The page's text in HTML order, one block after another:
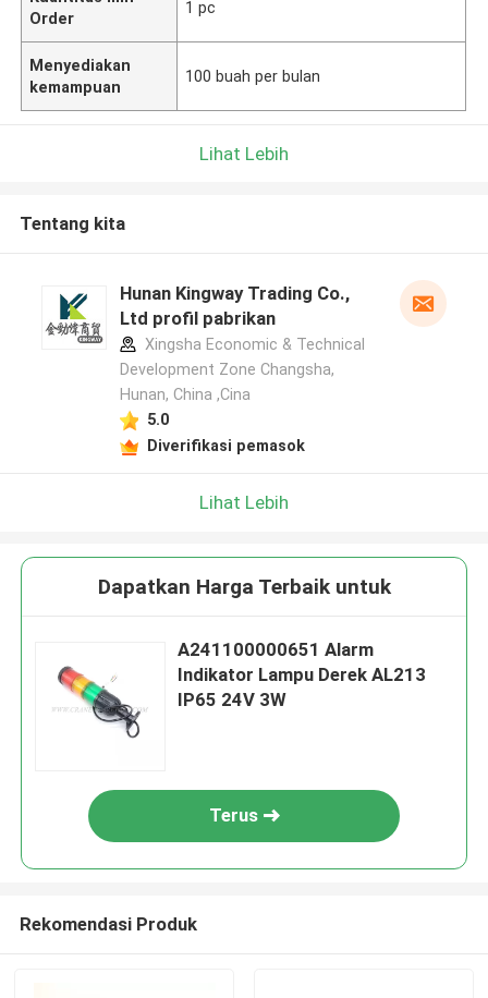
Order
1 pc
Menyediakan
kemampuan
100 buah per bulan
Lihat Lebih
Tentang kita
Hunan Kingway Trading Co.,
Ltd profil pabrikan
Xingsha Economic & Technical
Development Zone Changsha,
Hunan, China ,Cina
5.0
Diverifikasi pemasok
Lihat Lebih
Dapatkan Harga Terbaik untuk
A241100000651 Alarm
Indikator Lampu Derek AL213
IP65 24V 3W
Terus
Rekomendasi Produk